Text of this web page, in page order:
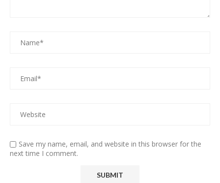
Save my name, email, and website in this browser for the
next time I comment.